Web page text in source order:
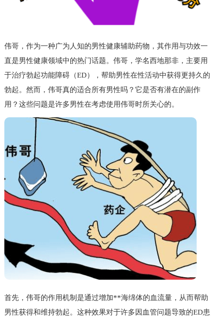
伟哥，作为一种广为人知的男性健康辅助药物，其作用与功效一
直是男性健康领域中的热门话题。伟哥，学名西地那非，主要用
于治疗勃起功能障碍（ED），帮助男性在性活动中获得更持久的
勃起。然而，伟哥真的适合所有男性吗？它是否有潜在的副作
用？这些问题是许多男性在考虑使用伟哥时所关心的。
首先，伟哥的作用机制是通过增加**海绵体的血流量，从而帮助
男性获得和维持勃起。这种效果对于许多因血管问题导致的ED患